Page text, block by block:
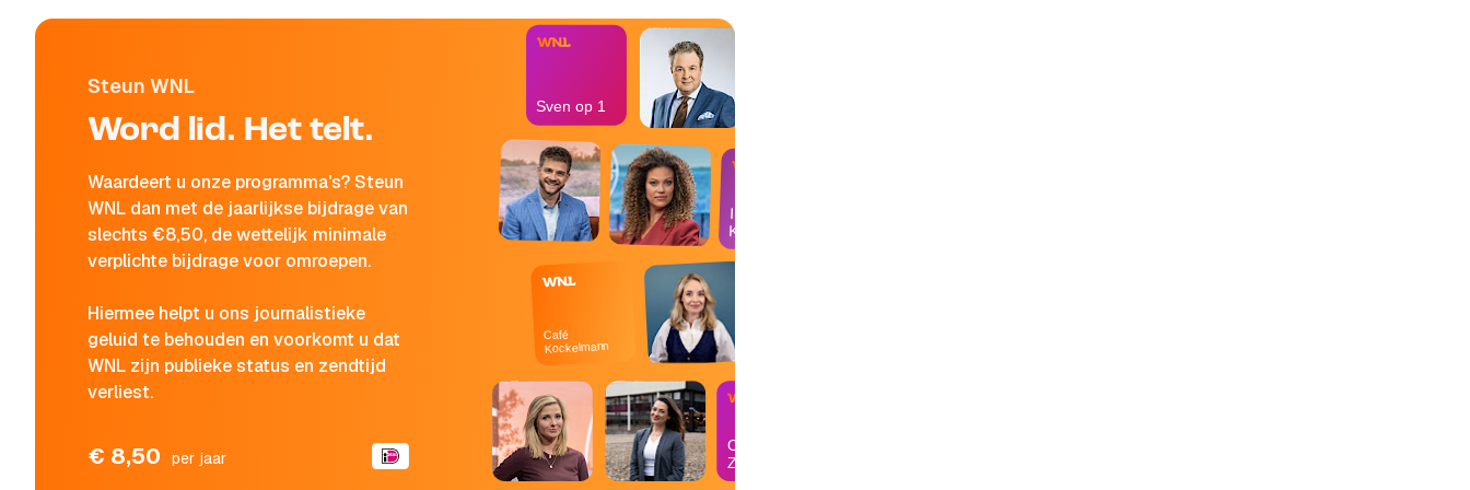
Steun WNL
Word lid. Het telt.
Waardeert u onze programma's? Steun
WNL dan met de jaarlijkse bijdrage van
slechts €8,50, de wettelijk minimale
verplichte bijdrage voor omroepen.
Hiermee helpt u ons journalistieke
geluid te behouden en voorkomt u dat
WNL zijn publieke status en zendtijd
verliest.
€ 8,50 per jaar
Op
Zondag
Café
Kockelmann
In de
Kantine
Sven op 1